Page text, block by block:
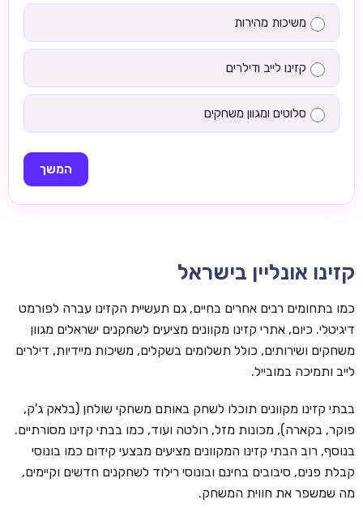
משיכות מהירות
קזינו לייב ודילרים
סלוטים ומגוון משחקים
המשך
קזינו אונליין בישראל
כמו בתחומים רבים אחרים בחיים, גם תעשיית הקזינו עברה לפורמט
דיגיטלי. כיום, אתרי קזינו מקוונים מציעים לשחקנים ישראלים מגוון
משחקים ושירותים, כולל תשלומים בשקלים, משיכות מיידיות, דילרים
לייב ותמיכה במובייל.
בבתי קזינו מקוונים תוכלו לשחק באותם משחקי שולחן (בלאק ג'ק,
פוקר, בקארה), מכונות מזל, רולטה ועוד, כמו בבתי קזינו מסורתיים.
בנוסף, רוב הבתי קזינו המקוונים מציעים מבצעי קידום כמו בונוסי
קבלת פנים, סיבובים בחינם ובונוסי רילוד לשחקנים חדשים וקיימים,
מה שמשפר את חווית המשחק.